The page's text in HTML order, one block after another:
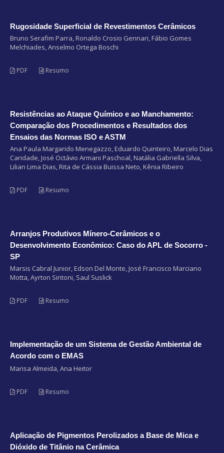
Rugosidade Superficial de Revestimentos Cerâmicos
Bruno Serafim Parra, Ronaldo Crosio Gennari, Fábio Gomes
Melchiades, Anselmo Ortega Boschi
PDF Resumo
Resistências ao Ataque Químico e ao Manchamento:
Comparação dos Procedimentos e Resultados dos
Ensaios das Normas ISO e ASTM
Ana Paula Margarido Menegazzo, Eduardo Quinteiro, Marcelo Dias
Caridade, José Octávio Armani Paschoal, Natália Gabriella Silva,
Lilian Lima Dias, Rita de Cássia Buissa Neto, Kênia Ribeiro
PDF Resumo
Arranjos Produtivos Mínero-Cerâmicos e o
Desenvolvimento Econômico: Caso do APL de Socorro -
SP
Marsis Cabral Junior, Edson Del Monte, José Francisco Marciano
Motta, Ayrton Sintoni, Saul Suslick
PDF Resumo
Implementação de um Sistema de Gestão Ambiental de
Acordo com o EMAS
Marisa Almeida, Ana Heitor
PDF Resumo
Aplicação de Pigmentos Perolizados a Base de Mica e
Dióxido de Titânio na Cerâmica